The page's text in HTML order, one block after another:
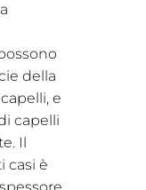
della
e
capelli
Il
casi è